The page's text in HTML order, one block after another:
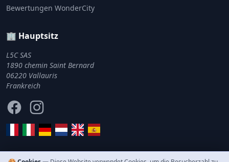
Bewertungen WonderCity
🏢 Hauptsitz
L5C SAS
1890 chemin Saint Bernard
06220 Vallauris
Frankreich
FacebookInstagram